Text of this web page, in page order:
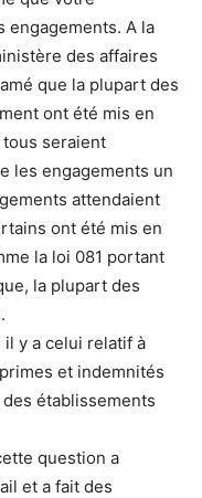
engagements. A la
des affaires
que la plupart des
ont été mis en
tous seraient
les engagements un
attendaient
ont été mis en
la loi 081 portant
la plupart des
y a celui relatif à
et indemnités
établissements
question a
et a fait des